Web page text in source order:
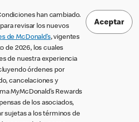
han cambiado.
revisar los nuevos
de McDonald’s, vigentes
de 2026, los cuales
de nuestra experiencia
órdenes por
cancelaciones y
MyMcDonald’s Rewards
de los asociados,
sujetas a los términos de
Aceptar